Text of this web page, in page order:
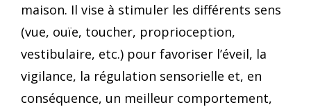
maison. Il vise à stimuler les différents sens
(vue, ouïe, toucher, proprioception,
vestibulaire, etc.) pour favoriser l’éveil, la
vigilance, la régulation sensorielle et, en
conséquence, un meilleur comportement,